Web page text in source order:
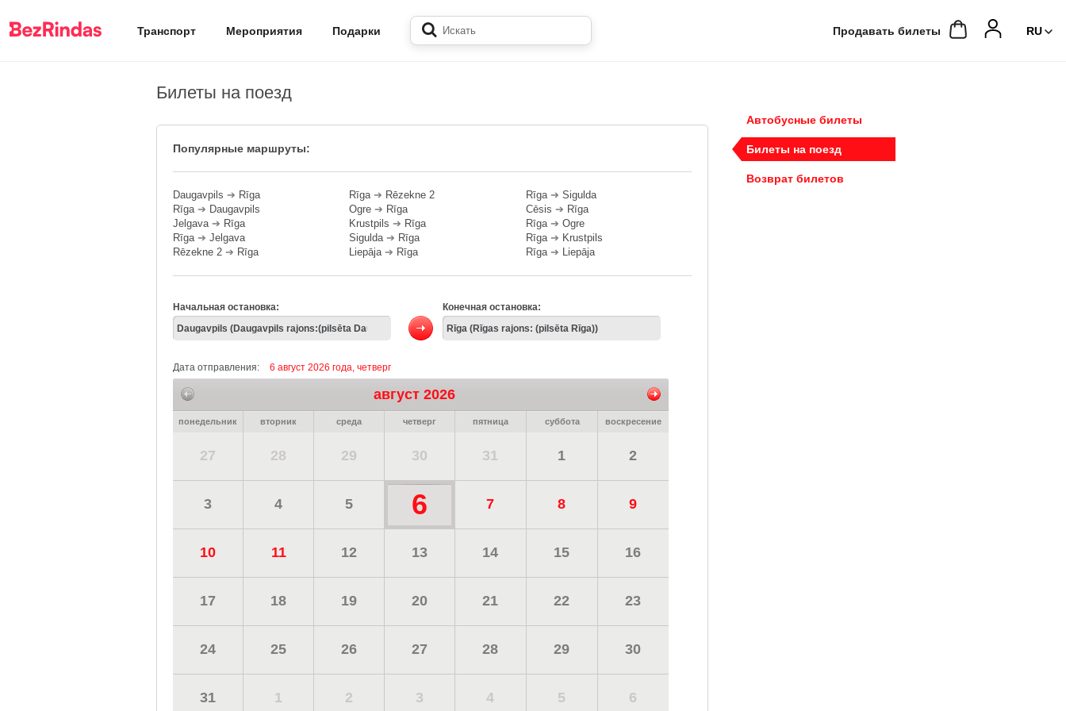
Транспорт Мероприятия Подарки Продавать билеты
Билеты на поезд
Популярные маршруты:
Daugavpils ➔ Rīga
Rīga➔ Daugavpils
Jelgava➔ Rīga
Rīga➔ Jelgava
Rēzekne 2 ➔ Rīga
Rīga➔ Rēzekne 2
Ogre ➔ Rīga
Krustpils ➔ Rīga
Sigulda➔ Rīga
Liepāja➔ Rīga
Rīga➔ Sigulda
Cēsis ➔ Rīga
Rīga➔ Ogre
Rīga➔ Krustpils
Rīga➔ Liepāja
Начальная остановка: Конечная остановка:
Дата отправления: 6 август 2026 года, четверг
август 2026
понедельник вторник среда четверг пятница суббота воскресение
27 28 29 30 31 1 2
3 4 5 6 7 8 9
10 11 12 13 14 15 16
17 18 19 20 21 22 23
24 25 26 27 28 29 30
31 1 2 3 4 5 6
Автобусные билеты
Билеты на поезд
Возврат билетов